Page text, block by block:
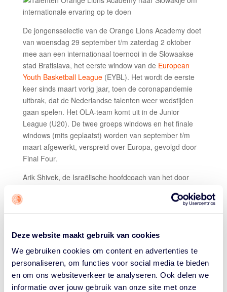
Deze website maakt gebruik van cookies
We gebruiken cookies om content en advertenties te
personaliseren, om functies voor social media te bieden
en om ons websiteverkeer te analyseren. Ook delen we
informatie over jouw gebruik van onze site met onze
De jongensselectie van de Orange Lions Academy doet
van woensdag 29 september t/m zaterdag 2 oktober
mee aan een internationaal toernooi in de Slowaakse
stad Bratislava, het eerste window van de European
Youth Basketball League(EYBL). Het wordt de eerste
keer sinds maart vorig jaar, toen de coronapandemie
uitbrak, dat de Nederlandse talenten weer wedstijden
gaan spelen. Het OLA-team komt uit in de Junior
League (U20). De twee groeps windows en het finale
windows (mits geplaatst) worden van september t/m
maart afgewerkt, verspreid over Europa, gevolgd door
Final Four.
Arik Shivek, de Israëlische hoofdcoach van het door
mannenkant (de sportkoepel maakt ook de deelname
aan de EYBL mogelijk), is blij dat hij met zijn jonge
lang niet meer gespeeld, dus dit sterke toernooi gaat ze
helpen in het opdoen van professionele ervaring die
nodig is om uiteindelijk een Europese topspeler te
worden. Zo’n internationale ervaring is belangrijk voor
hun ontwikkeling als basketballer.”